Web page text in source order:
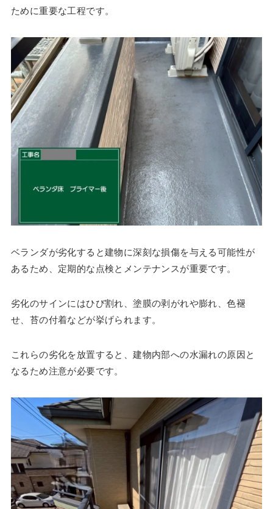
ために重要な工程です。
ベランダが劣化すると建物に深刻な損傷を与える可能性が
あるため、定期的な点検とメンテナンスが重要です。
劣化のサインにはひび割れ、塗膜の剥がれや膨れ、色褪
せ、苔の付着などが挙げられます。
これらの劣化を放置すると、建物内部への水漏れの原因と
なるため注意が必要です。